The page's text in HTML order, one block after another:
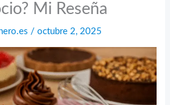
Mi Reseña
/octubre 2, 2025